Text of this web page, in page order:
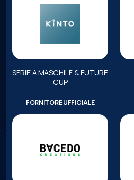
SERIE A MASCHILE & FUTURE
CUP
FORNITORE UFFICIALE